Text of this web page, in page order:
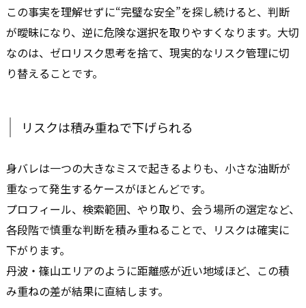
この事実を理解せずに“完璧な安全”を探し続けると、判断
が曖昧になり、逆に危険な選択を取りやすくなります。大切
なのは、ゼロリスク思考を捨て、現実的なリスク管理に切
り替えることです。
リスクは積み重ねで下げられる
身バレは一つの大きなミスで起きるよりも、小さな油断が
重なって発生するケースがほとんどです。
プロフィール、検索範囲、やり取り、会う場所の選定など、
各段階で慎重な判断を積み重ねることで、リスクは確実に
下がります。
丹波・篠山エリアのように距離感が近い地域ほど、この積
み重ねの差が結果に直結します。